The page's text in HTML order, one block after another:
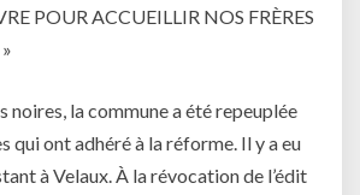
POUR ACCUEILLIR NOS FRÈRES
noires, la commune a été repeuplée
qui ont adhéré à la réforme. Il y a eu
à Velaux. À la révocation de l’édit